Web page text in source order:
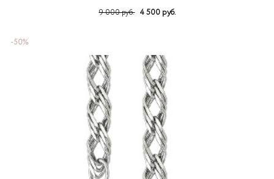
9 000 руб. 4 500 руб.
-50%